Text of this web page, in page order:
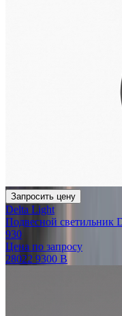
Запросить цену
Delta Light
Подвесной светильник
930
Цена по запросу
28022 9300 B